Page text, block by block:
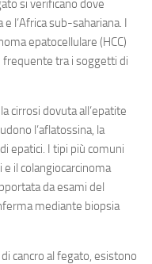
si verificano dove
e l’Africa sub-sahariana. I
epatocellulare (HCC)
frequente tra i soggetti di
cirrosi dovuta all’epatite
l’aflatossina, la
epatici. I tipi più comuni
e il colangiocarcinoma
da esami del
mediante biopsia
cancro al fegato, esistono